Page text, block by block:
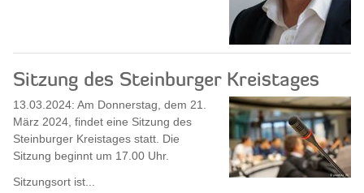
Sitzung des Steinburger Kreistages
13.03.2024: Am Donnerstag, dem 21.
März 2024, findet eine Sitzung des
Steinburger Kreistages statt. Die
Sitzung beginnt um 17.00 Uhr.
Sitzungsort ist...